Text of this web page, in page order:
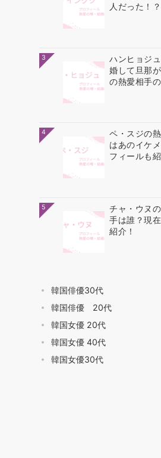
人だった！？
3
ハンヒョジ
婚して旦那
の熱愛相手
4
ペ・スジの
はあのイケ
フィールも紹
5
チャ・ウヌ
手は誰？現
紹介！
韓国俳優30代
韓国俳優 20代
韓国女優 20代
韓国女優 40代
韓国女優30代